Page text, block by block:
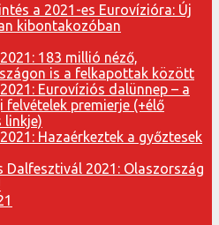
a 2021-es Eurovízióra: Új
kibontakozóban
183 millió néző,
is a felkapottak között
Eurovíziós dalünnep – a
felvételek premierje (+élő
linkje)
Hazaérkeztek a győztesek
Dalfesztivál 2021: Olaszország